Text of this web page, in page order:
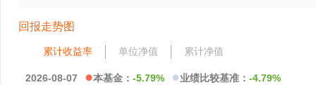
回报走势图
累计收益率 单位净值 累计净值
2026-08-07 ●本基金： -5.79% ●业绩比较基准： -4.79%